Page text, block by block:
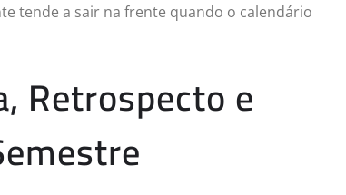
tende a sair na frente quando o calendário
Retrospecto e